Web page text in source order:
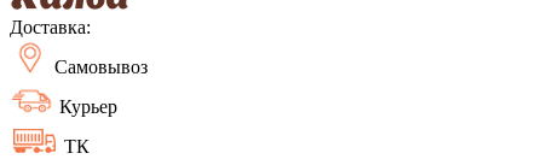
Доставка:
Самовывоз
Курьер
ТК